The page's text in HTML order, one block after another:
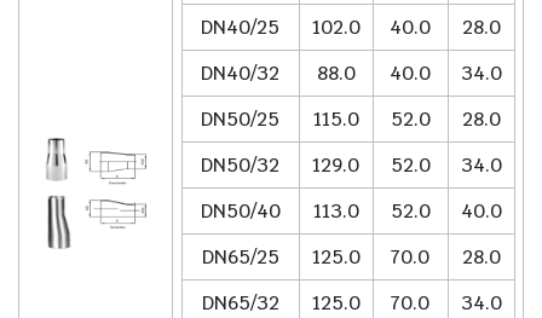
DN40/25
102.0 40.0
28.0
DN40/32
88.0 40.0
34.0
DN50/25
115.0 52.0
28.0
DN50/32
129.0 52.0
34.0
DN50/40
113.0 52.0
40.0
DN65/25
125.0 70.0
28.0
DN65/32
125.0 70.0
34.0